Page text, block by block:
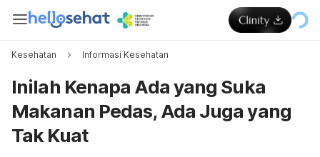
Kesehatan Informasi Kesehatan
Inilah Kenapa Ada yang Suka
Makanan Pedas, Ada Juga yang
Tak Kuat